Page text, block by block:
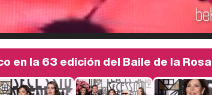
en la 63 edición del Baile de la Rosa